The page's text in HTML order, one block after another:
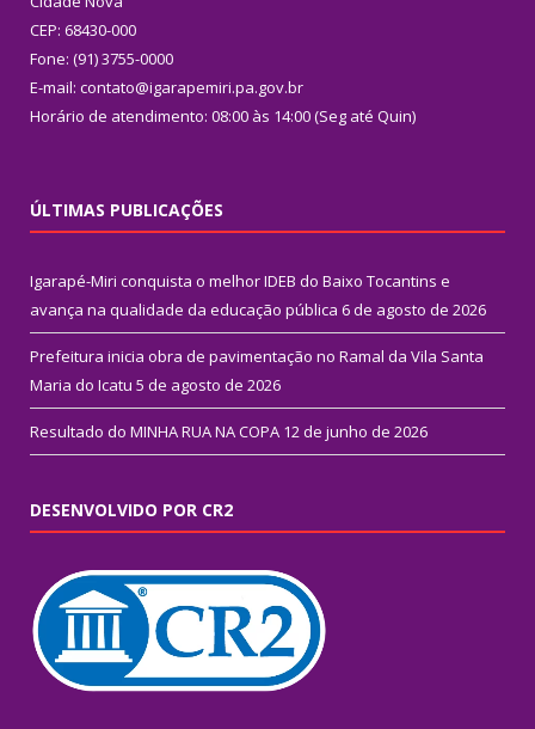
CEP: 68430-000
Fone: (91) 3755-0000
E-mail: contato@igarapemiri.pa.gov.br
Horário de atendimento: 08:00 às 14:00 (Seg até Quin)
ÚLTIMAS PUBLICAÇÕES
Igarapé-Miri conquista o melhor IDEB do Baixo Tocantins e
avança na qualidade da educação pública 6 de agosto de 2026
Prefeitura inicia obra de pavimentação no Ramal da Vila Santa
Maria do Icatu 5 de agosto de 2026
Resultado do MINHA RUA NA COPA 12 de junho de 2026
DESENVOLVIDO POR CR2